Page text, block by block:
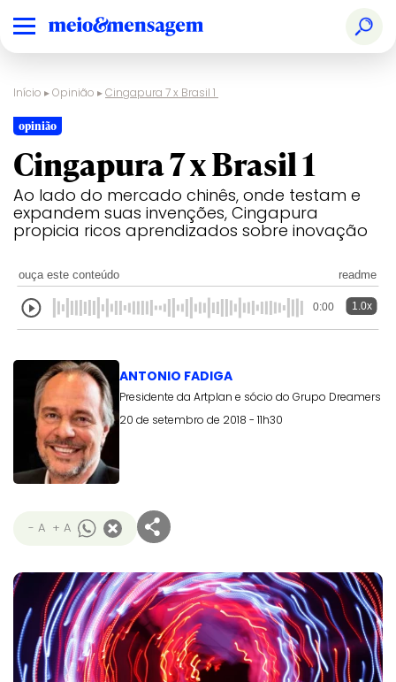
Início ▸Opinião ▸Cingapura 7 x Brasil 1
opinião
Cingapura 7 x Brasil 1
Ao lado do mercado chinês, onde testam e
expandem suas invenções, Cingapura
propicia ricos aprendizados sobre inovação
ouça este conteúdo readme
0:00 1.0x
ANTONIO FADIGA
Presidente da Artplan e sócio do Grupo Dreamers
20 de setembro de 2018 - 11h30
- A + A